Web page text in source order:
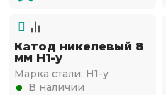
Катод никелевый 8
мм Н1-у
Марка стали: Н1-у
В наличии